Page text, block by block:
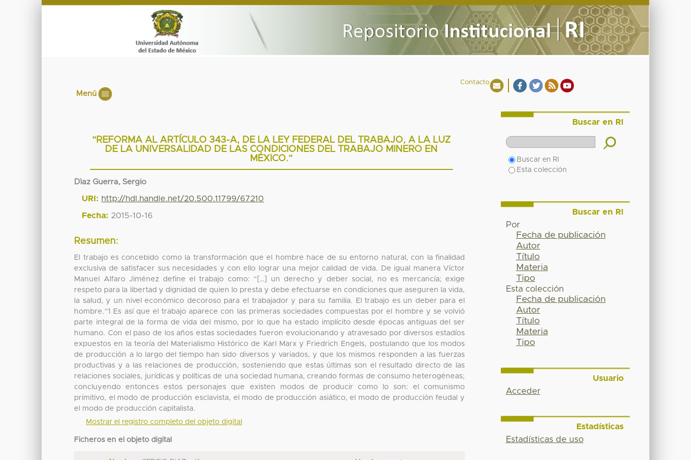
Contacto
Menú
“REFORMA AL ARTÍCULO 343-A, DE LA LEY FEDERAL DEL TRABAJO, A LA LUZ
DE LA UNIVERSALIDAD DE LAS CONDICIONES DEL TRABAJO MINERO EN
MÉXICO.”
Dìaz Guerra, Sergio
URI: http://hdl.handle.net/20.500.11799/67210
Fecha: 2015-10-16
Resumen:
El trabajo es concebido como la transformación que el hombre hace de su entorno natural, con la finalidad
exclusiva de satisfacer sus necesidades y con ello lograr una mejor calidad de vida. De igual manera Víctor
Manuel Alfaro Jiménez define el trabajo como: “[…] un derecho y deber social, no es mercancía; exige
respeto para la libertad y dignidad de quien lo presta y debe efectuarse en condiciones que aseguren la vida,
la salud, y un nivel económico decoroso para el trabajador y para su familia. El trabajo es un deber para el
hombre.”1 Es así que el trabajo aparece con las primeras sociedades compuestas por el hombre y se volvió
parte integral de la forma de vida del mismo, por lo que ha estado implícito desde épocas antiguas del ser
humano. Con el paso de los años estas sociedades fueron evolucionando y atravesado por diversos estadíos
expuestos en la teoría del Materialismo Histórico de Karl Marx y Friedrich Engels, postulando que los modos
de producción a lo largo del tiempo han sido diversos y variados, y que los mismos responden a las fuerzas
productivas y a las relaciones de producción, sosteniendo que estas últimas son el resultado directo de las
relaciones sociales, jurídicas y políticas de una sociedad humana, creando formas de consumo heterogéneas;
concluyendo entonces estos personajes que existen modos de producir como lo son: el comunismo
primitivo, el modo de producción esclavista, el modo de producción asiático, el modo de producción feudal y
el modo de producción capitalista.
Mostrar el registro completo del objeto digital
Ficheros en el objeto digital
Buscar en RI
Buscar en RI
Esta colección
Buscar en RI
Por
Fecha de publicación
Autor
Título
Materia
Tipo
Esta colección
Fecha de publicación
Autor
Título
Materia
Tipo
Usuario
Acceder
Estadísticas
Estadísticas de uso